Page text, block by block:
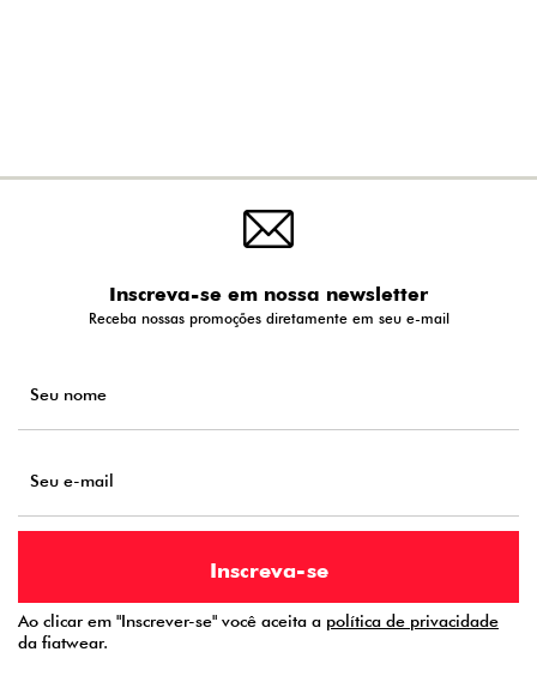
Inscreva-se em nossa newsletter
Receba nossas promoções diretamente em seu e-mail
Ao clicar em "Inscrever-se" você aceita a política de privacidade
da fiatwear.